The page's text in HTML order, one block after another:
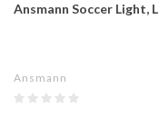
Ansmann Soccer Light,
Ansmann